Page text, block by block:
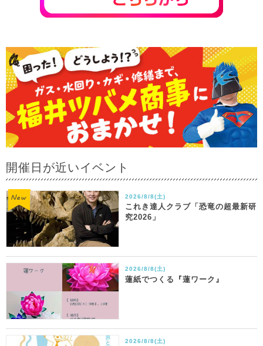
開催日が近いイベント
2026/8/8(土)
これき達人クラブ「恐竜の超最新研
究2026」
2026/8/8(土)
蓮紙でつくる『蓮ワーク』
2026/8/8(土)